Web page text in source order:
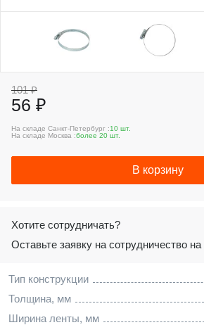
Тип конструкции
Толщина, мм
Ширина ленты, мм
101 ₽
56 ₽
На складе Санкт-Петербург :10 шт.
На складе Москва :более 20 шт.
В корзину
Хотите сотрудничать?
Оставьте заявку на сотрудничество на